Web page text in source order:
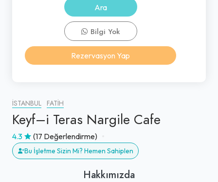
İSTANBUL FATIH
Keyf–i Teras Nargile Cafe
4.3 (17 Değerlendirme)
Bu İşletme Sizin Mi? Hemen Sahiplen
Hakkımızda
Ara
Bilgi Yok
Rezervasyon Yap